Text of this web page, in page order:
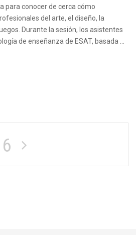
para conocer de cerca cómo
del arte, el diseño, la
Durante la sesión, los asistentes
de enseñanza de ESAT, basada …